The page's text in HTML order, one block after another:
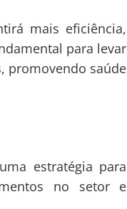
mais eficiência,
para levar
promovendo saúde
estratégia para
no setor e